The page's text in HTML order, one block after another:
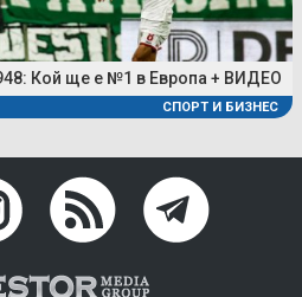
Кой ще е №1 в Европа + ВИДЕО
СПОРТ И БИЗНЕС